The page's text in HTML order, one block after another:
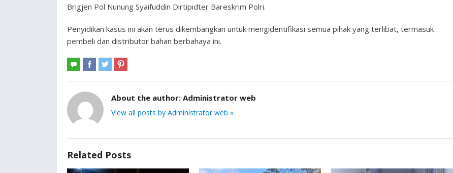
Brigjen Pol Nunung Syaifuddin Dirtipidter Bareskrim Polri.
Penyidikan kasus ini akan terus dikembangkan untuk mengidentifikasi semua pihak yang terlibat, termasuk
pembeli dan distributor bahan berbahaya ini.
About the author: Administrator web
View all posts by Administrator web »
Related Posts